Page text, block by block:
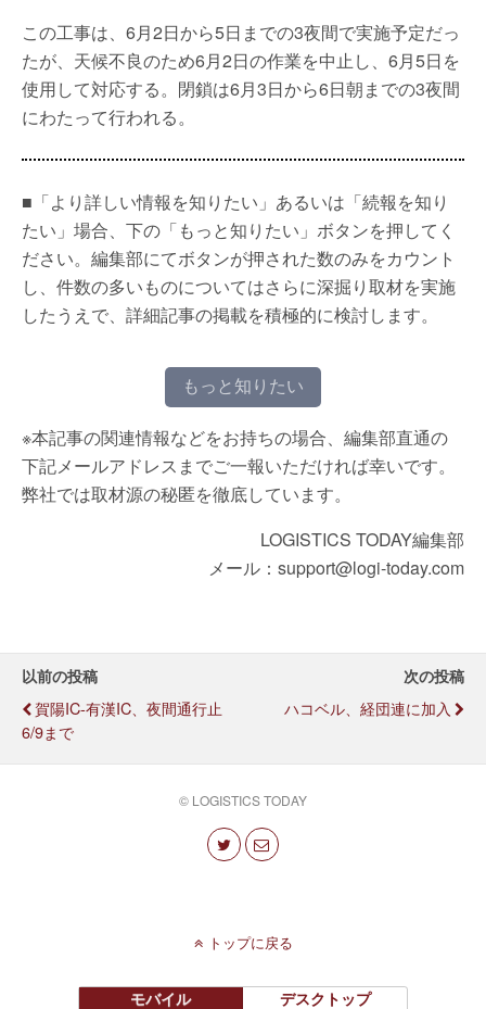
この工事は、6月2日から5日までの3夜間で実施予定だっ
たが、天候不良のため6月2日の作業を中止し、6月5日を
使用して対応する。閉鎖は6月3日から6日朝までの3夜間
にわたって行われる。
■「より詳しい情報を知りたい」あるいは「続報を知り
たい」場合、下の「もっと知りたい」ボタンを押してく
ださい。編集部にてボタンが押された数のみをカウント
し、件数の多いものについてはさらに深掘り取材を実施
したうえで、詳細記事の掲載を積極的に検討します。
もっと知りたい
※本記事の関連情報などをお持ちの場合、編集部直通の
下記メールアドレスまでご一報いただければ幸いです。
弊社では取材源の秘匿を徹底しています。
LOGISTICS TODAY編集部
メール：support@logi-today.com
以前の投稿
賀陽IC-有漢IC、夜間通行止
6/9まで
次の投稿
ハコベル、経団連に加入
© LOGISTICS TODAY
トップに戻る
モバイル デスクトップ